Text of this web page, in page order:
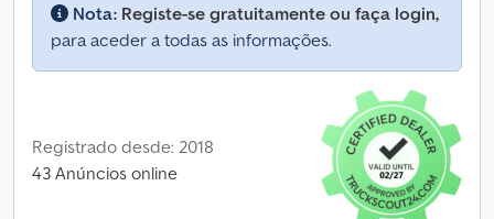
Nota: Registe-se gratuitamente ou faça login,
para aceder a todas as informações.
Registrado desde: 2018
43 Anúncios online